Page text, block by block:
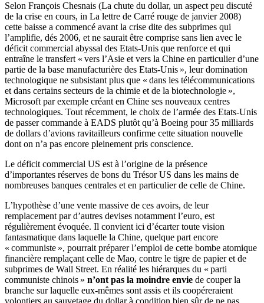
Selon François Chesnais (La chute du dollar, un aspect peu discuté
de la crise en cours, in La lettre de Carré rouge de janvier 2008)
cette baisse a commencé avant la crise dite des subprimes qui
l’amplifie, dés 2006, et ne saurait être comprise sans lien avec le
déficit commercial abyssal des Etats-Unis que renforce et qui
entraîne le transfert « vers l’Asie et vers la Chine en particulier d’une
partie de la base manufacturière des Etats-Unis », leur domination
technologique ne subsistant plus que « dans les télécommunications
et dans certains secteurs de la chimie et de la biotechnologie »,
Microsoft par exemple créant en Chine ses nouveaux centres
technologiques. Tout récemment, le choix de l’armée des Etats-Unis
de passer commande à EADS plutôt qu’à Boeing pour 35 milliards
de dollars d’avions ravitailleurs confirme cette situation nouvelle
dont on n’a pas encore pleinement pris conscience.
Le déficit commercial US est à l’origine de la présence
d’importantes réserves de bons du Trésor US dans les mains de
nombreuses banques centrales et en particulier de celle de Chine.
L’hypothèse d’une vente massive de ces avoirs, de leur
remplacement par d’autres devises notamment l’euro, est
régulièrement évoquée. Il convient ici d’écarter toute vision
fantasmatique dans laquelle la Chine, quelque part encore
« communiste », pourrait préparer l’emploi de cette bombe atomique
financière remplaçant celle de Mao, contre le tigre de papier et de
subprimes de Wall Street. En réalité les hiérarques du « parti
communiste chinois » n’ont pas la moindre envie de couper la
branche sur laquelle eux-mêmes sont assis et ils coopéreraient